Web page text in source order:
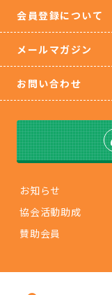
会員登録について
メールマガジン
お問い合わせ
お知らせ
協会活動助成
賛助会員